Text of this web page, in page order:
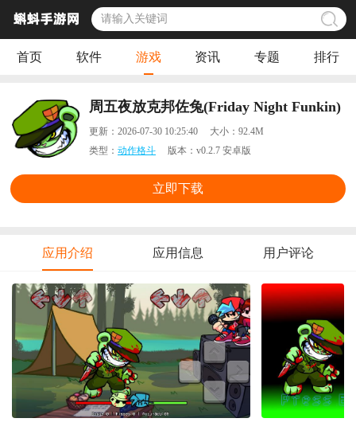
首页 软件 游戏 资讯 专题 排行
周五夜放克邦佐兔(Friday Night Funkin)
更新： 2026-07-30 10:25:40 大小： 92.4M
类型： 动作格斗 版本： v0.2.7 安卓版
立即下载
应用介绍 应用信息 用户评论